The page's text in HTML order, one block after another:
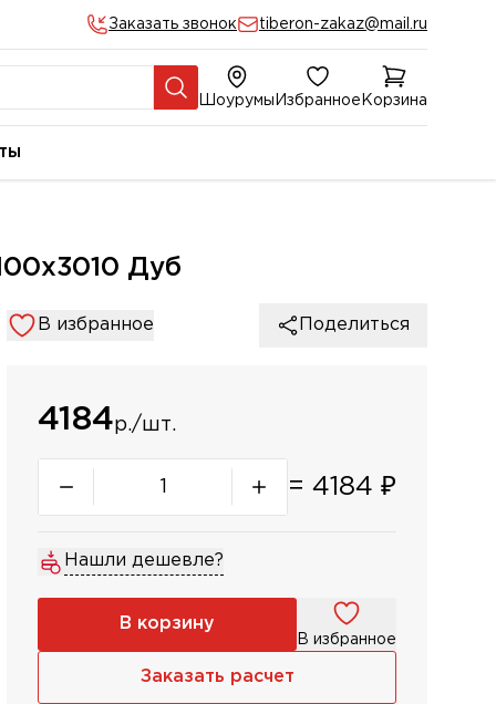
Заказать звонок tiberon-zakaz@mail.ru
Шоурумы Избранное Корзина
Дуб
В избранное Поделиться
4184р./шт.
= 4184 ₽
Нашли дешевле?
В корзину
В избранное
Заказать расчет